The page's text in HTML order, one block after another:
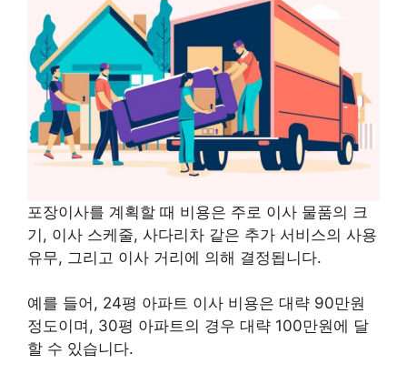
포장이사를 계획할 때 비용은 주로 이사 물품의 크
기, 이사 스케줄, 사다리차 같은 추가 서비스의 사용
유무, 그리고 이사 거리에 의해 결정됩니다.
예를 들어, 24평 아파트 이사 비용은 대략 90만원
정도이며, 30평 아파트의 경우 대략 100만원에 달
할 수 있습니다.